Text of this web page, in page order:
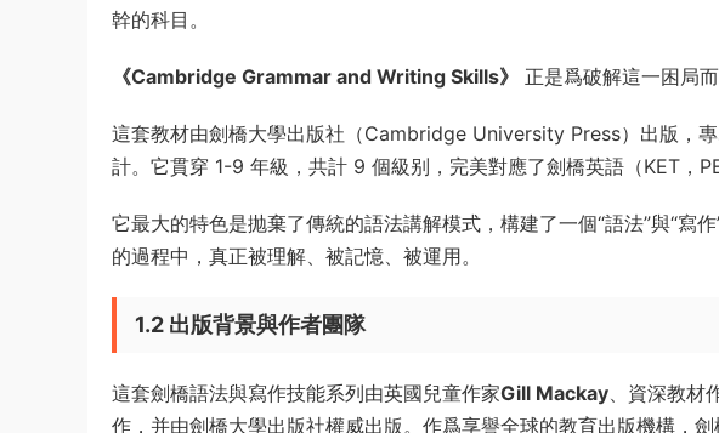
幹的科目。
《Cambridge Grammar and Writing Skills》 正是爲破解這一困局
這套教材由劍橋大學出版社（Cambridge University Press）出版，
計。它貫穿 1-9 年級，共計 9 個級别，完美對應了劍橋英語（KET，
它最大的特色是抛棄了傳統的語法講解模式，構建了一個“語法”與“寫作
的過程中，真正被理解、被記憶、被運用。
1.2 出版背景與作者團隊
這套劍橋語法與寫作技能系列由英國兒童作家Gill Mackay、資深教材
作，并由劍橋大學出版社權威出版。作爲享譽全球的教育出版機構，